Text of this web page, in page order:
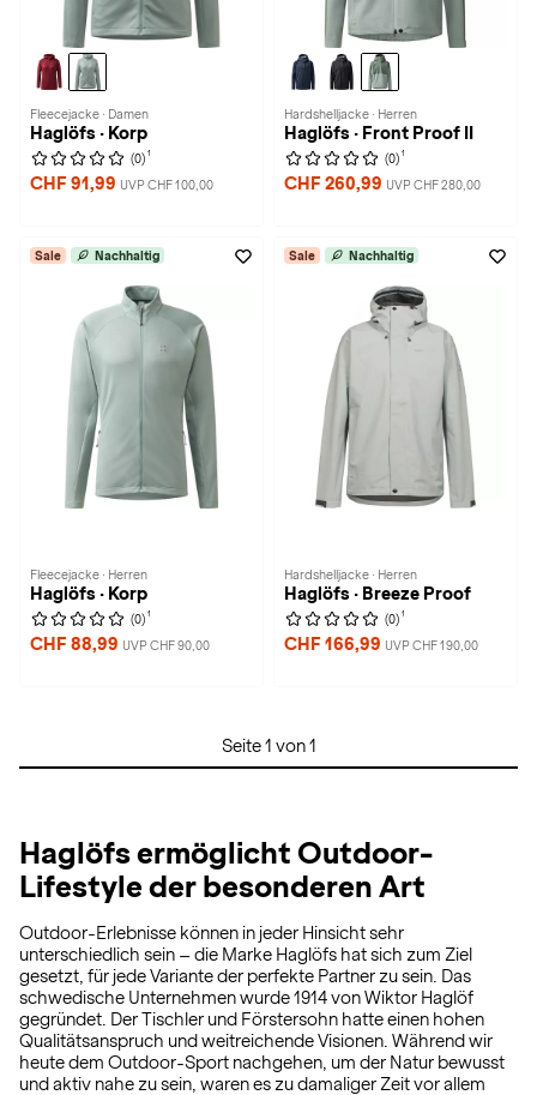
Fleecejacke · Damen
Haglöfs · Korp
(0) 1
CHF 91,99 UVP CHF 100,00
Hardshelljacke · Herren
Haglöfs · Front Proof II
(0) 1
CHF 260,99 UVP CHF 280,00
Sale Nachhaltig
Fleecejacke · Herren
Haglöfs · Korp
(0) 1
CHF 88,99 UVP CHF 90,00
Sale Nachhaltig
Hardshelljacke · Herren
Haglöfs · Breeze Proof
(0) 1
CHF 166,99 UVP CHF 190,00
Seite 1 von 1
Haglöfs ermöglicht Outdoor-
Lifestyle der besonderen Art
Outdoor-Erlebnisse können in jeder Hinsicht sehr
unterschiedlich sein – die Marke Haglöfs hat sich zum Ziel
gesetzt, für jede Variante der perfekte Partner zu sein. Das
schwedische Unternehmen wurde 1914 von Wiktor Haglöf
gegründet. Der Tischler und Förstersohn hatte einen hohen
Qualitätsanspruch und weitreichende Visionen. Während wir
heute dem Outdoor-Sport nachgehen, um der Natur bewusst
und aktiv nahe zu sein, waren es zu damaliger Zeit vor allem